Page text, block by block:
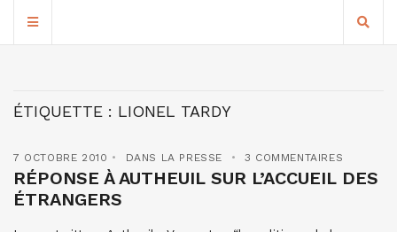
ÉTIQUETTE : LIONEL TARDY
7 OCTOBRE 2010 DANS LA PRESSE 3 COMMENTAIRES
RÉPONSE À AUTHEUIL SUR L’ACCUEIL DES
ÉTRANGERS